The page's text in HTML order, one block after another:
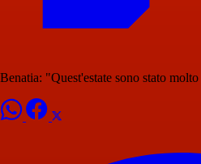
Benatia: "Quest'estate sono stato